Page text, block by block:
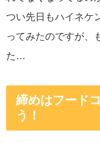
つい先日もハイネケ
ってみたのですが、
た…
締めはフード
う！